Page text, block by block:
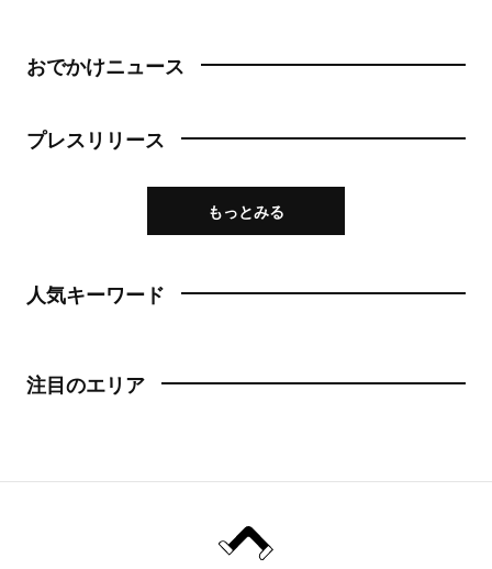
おでかけニュース
プレスリリース
もっとみる
人気キーワード
注目のエリア